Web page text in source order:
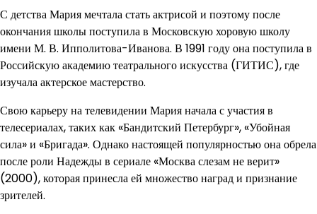
С детства Мария мечтала стать актрисой и поэтому после
окончания школы поступила в Московскую хоровую школу
имени М. В. Ипполитова-Иванова. В 1991 году она поступила в
Российскую академию театрального искусства (ГИТИС), где
изучала актерское мастерство.
Свою карьеру на телевидении Мария начала с участия в
телесериалах, таких как «Бандитский Петербург», «Убойная
сила» и «Бригада». Однако настоящей популярностью она обрела
после роли Надежды в сериале «Москва слезам не верит»
(2000), которая принесла ей множество наград и признание
зрителей.